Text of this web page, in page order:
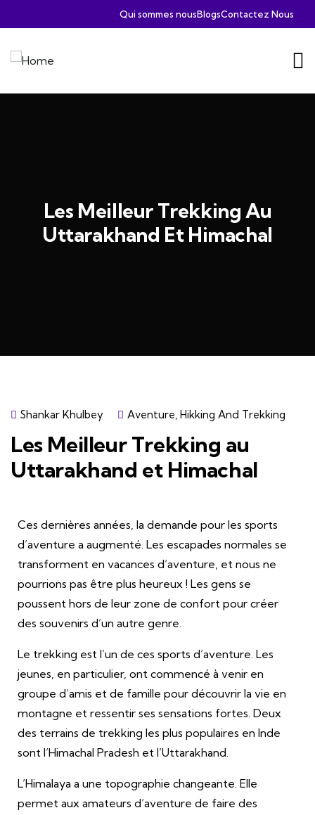
Qui sommes nousBlogsContactez Nous
Les Meilleur Trekking Au
Uttarakhand Et Himachal
Shankar Khulbey Aventure, Hikking And Trekking
Les Meilleur Trekking au
Uttarakhand et Himachal
Ces dernières années, la demande pour les sports
d’aventure a augmenté. Les escapades normales se
transforment en vacances d’aventure, et nous ne
pourrions pas être plus heureux ! Les gens se
poussent hors de leur zone de confort pour créer
des souvenirs d’un autre genre.
Le trekking est l’un de ces sports d’aventure. Les
jeunes, en particulier, ont commencé à venir en
groupe d’amis et de famille pour découvrir la vie en
montagne et ressentir ses sensations fortes. Deux
des terrains de trekking les plus populaires en Inde
sont l’Himachal Pradesh et l’Uttarakhand.
L’Himalaya a une topographie changeante. Elle
permet aux amateurs d’aventure de faire des